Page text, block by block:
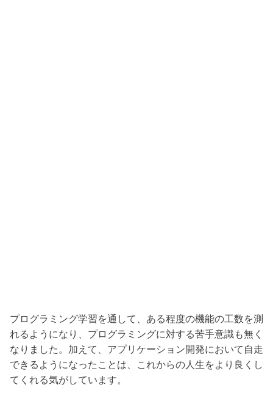
プログラミング学習を通して、ある程度の機能の工数を測
れるようになり、プログラミングに対する苦手意識も無く
なりました。加えて、アプリケーション開発において自走
できるようになったことは、これからの人生をより良くし
てくれる気がしています。